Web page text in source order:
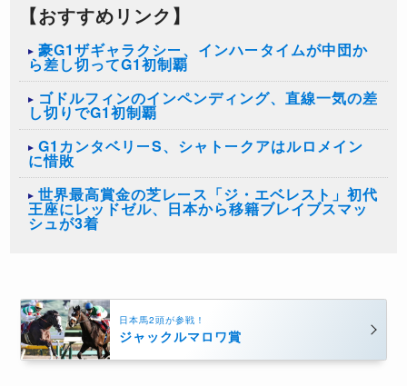
【おすすめリンク】
豪G1ザギャラクシー、インハータイムが中団か
ら差し切ってG1初制覇
ゴドルフィンのインペンディング、直線一気の差
し切りでG1初制覇
G1カンタベリーS、シャトークアはルロメイン
に惜敗
世界最高賞金の芝レース「ジ・エベレスト」初代
王座にレッドゼル、日本から移籍ブレイブスマッ
シュが3着
日本馬2頭が参戦！
ジャックルマロワ賞